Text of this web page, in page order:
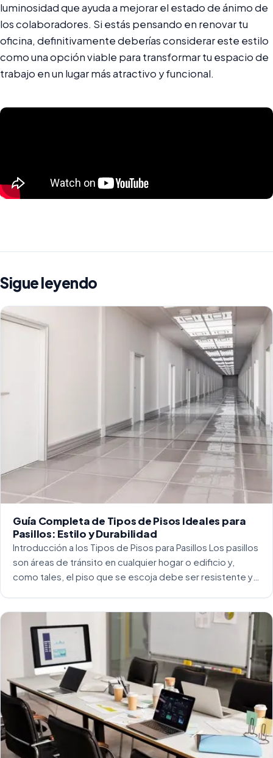
luminosidad que ayuda a mejorar el estado de ánimo de
los colaboradores. Si estás pensando en renovar tu
oficina, definitivamente deberías considerar este estilo
como una opción viable para transformar tu espacio de
trabajo en un lugar más atractivo y funcional.
Sigue leyendo
Guía Completa de Tipos de Pisos Ideales para
Pasillos: Estilo y Durabilidad
Introducción a los Tipos de Pisos para Pasillos Los pasillos
son áreas de tránsito en cualquier hogar o edificio y,
como tales, el piso que se escoja debe ser resistente y